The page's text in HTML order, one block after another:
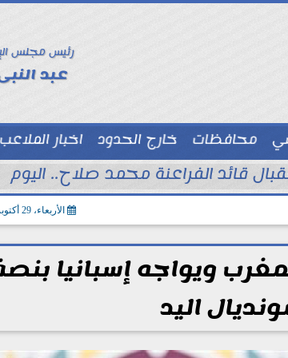
رئيس مجلس
عبد
محافظات خارج الحدود اخبار الملاعب
توك شو
قائد الفراعنة محمد صلاح.. اليوم
الأربعاء، 29 أكتوبر 2025
ويواجه إسبانيا
اليد